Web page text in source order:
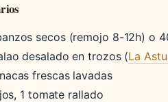
secos (remojo 8-12h) o
desalado en trozos (La
frescas lavadas
1 tomate rallado